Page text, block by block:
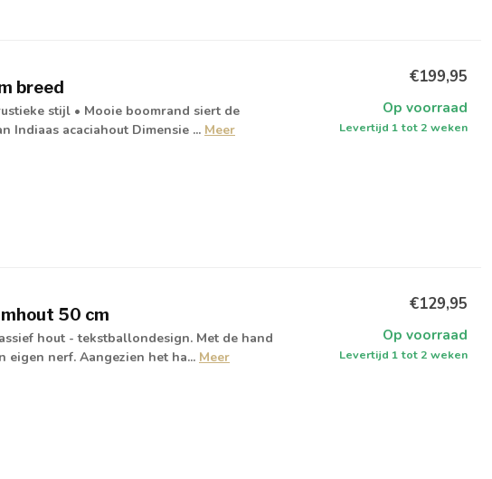
breed
stijl • Mooie boomrand siert de
Indiaas acaciahout Dimensie ... Meer
€199,95
Op voorraad
Levertijd 1 tot 2 weken
50 cm
hout - tekstballondesign. Met de hand
eigen nerf. Aangezien het ha... Meer
€129,95
Op voorraad
Levertijd 1 tot 2 weken